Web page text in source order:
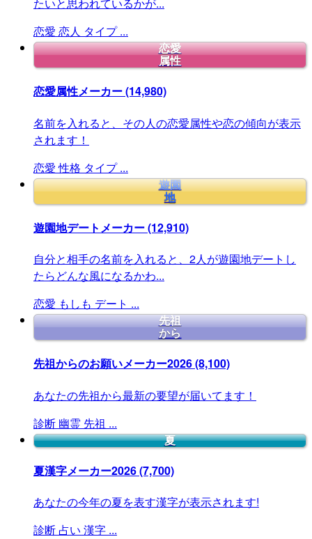
恋愛 恋人 タイプ ...
恋愛
属性
恋愛属性メーカー(14,980)
名前を入れると、その人の恋愛属性や恋の傾向が表示
されます！
恋愛 性格 タイプ ...
遊園
地
遊園地デートメーカー(12,910)
自分と相手の名前を入れると、2人が遊園地デートし
たらどんな風になるかわ...
恋愛 もしも デート ...
先祖
から
先祖からのお願いメーカー2026(8,100)
あなたの先祖から最新の要望が届いてます！
診断 幽霊 先祖 ...
夏
夏漢字メーカー2026(7,700)
あなたの今年の夏を表す漢字が表示されます!
診断 占い 漢字 ...